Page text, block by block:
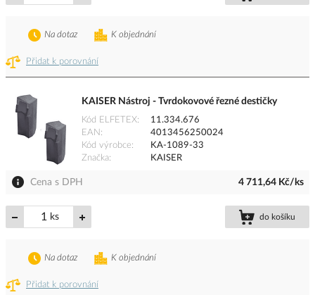
Přidat k porovnání
K objednání
Na dotaz
KAISER Nástroj - Tvrdokovové řezné destičky
Kód ELFETEX
11.334.676
EAN
4013456250024
Kód výrobce
KA-1089-33
Značka
KAISER
Cena s DPH 4 711,64 Kč/ks
ks do košíku
Přidat k porovnání
K objednání
Na dotaz